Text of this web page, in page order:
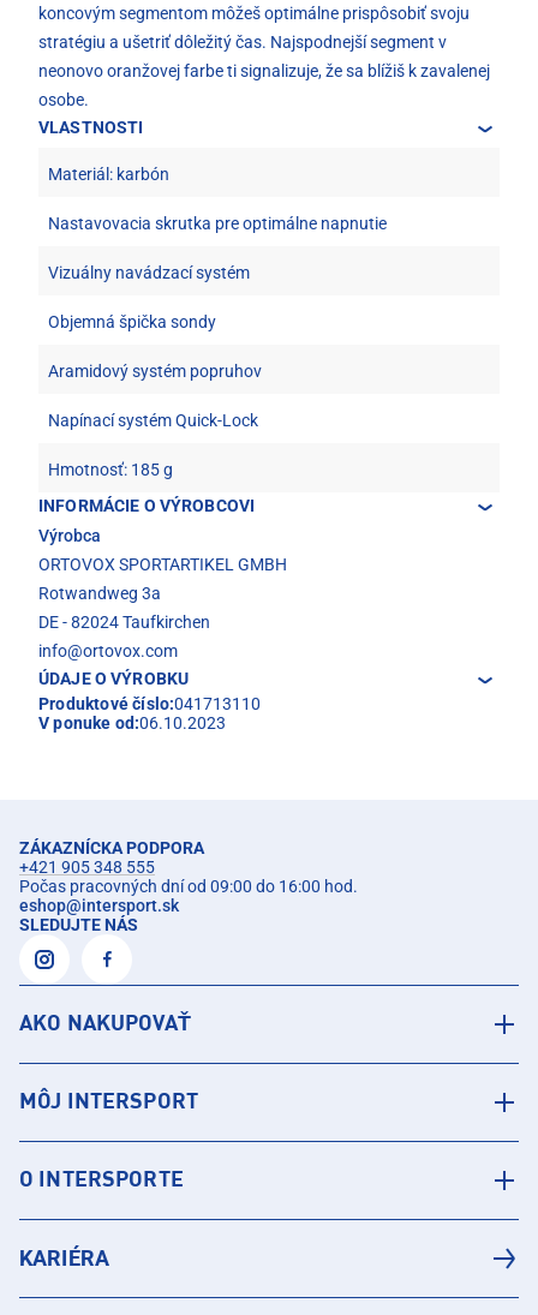
koncovým segmentom môžeš optimálne prispôsobiť svoju
stratégiu a ušetriť dôležitý čas. Najspodnejší segment v
neonovo oranžovej farbe ti signalizuje, že sa blížiš k zavalenej
osobe.
VLASTNOSTI
Materiál: karbón
Nastavovacia skrutka pre optimálne napnutie
Vizuálny navádzací systém
Objemná špička sondy
Aramidový systém popruhov
Napínací systém Quick-Lock
Hmotnosť: 185 g
INFORMÁCIE O VÝROBCOVI
Výrobca
ORTOVOX SPORTARTIKEL GMBH
Rotwandweg 3a
DE - 82024 Taufkirchen
info@ortovox.com
ÚDAJE O VÝROBKU
Produktové číslo:041713110
V ponuke od:06.10.2023
ZÁKAZNÍCKA PODPORA
+421 905 348 555
Počas pracovných dní od 09:00 do 16:00 hod.
eshop@intersport.sk
SLEDUJTE NÁS
AKO NAKUPOVAŤ
MÔJ INTERSPORT
O INTERSPORTE
KARIÉRA